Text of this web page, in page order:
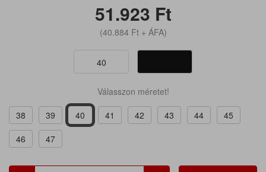
51.923 Ft
(40.884 Ft+ ÁFA)
40
Válasszon méretet!
38
39 40 41 42 43 44
45
46
47